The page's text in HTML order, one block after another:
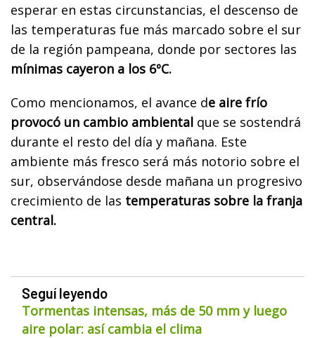
esperar en estas circunstancias, el descenso de
las temperaturas fue más marcado sobre el sur
de la región pampeana, donde por sectores las
mínimas cayeron a los 6ºC.
Como mencionamos, el avance de aire frío
provocó un cambio ambiental que se sostendrá
durante el resto del día y mañana. Este
ambiente más fresco será más notorio sobre el
sur, observándose desde mañana un progresivo
crecimiento de las temperaturas sobre la franja
central.
Seguí leyendo
Tormentas intensas, más de 50 mm y luego
aire polar: así cambia el clima